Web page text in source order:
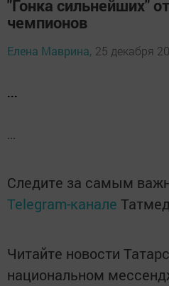
"Гонка сильнейших"
чемпионов
Елена Маврина, 25 декабря
...
...
Следите за самым
Telegram-канале
Читайте новости
национальном